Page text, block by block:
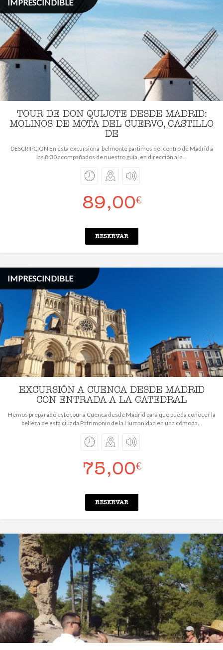
IMPRESCINDIBLE
TOUR DE DON QUIJOTE DESDE MADRID:
MOLINOS DE MOTA DEL CUERVO, CASTILLO
DE
DESCRIPCION En esta excursióna belmonte partimos del centro de Madrid a
las 8:30 acompañados de nuestro guía, en dirección a la...
89,00€
RESERVAR
IMPRESCINDIBLE
EXCURSIÓN A CUENCA DESDE MADRID
CON ENTRADA A LA CATEDRAL
Hemos preparado este tour a Cuenca desde Madrid para que pueda conocer la
belleza de esta ciuada Patrimonio de la Humanidad en una cómoda...
75,00€
RESERVAR